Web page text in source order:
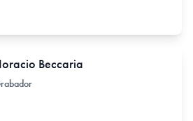
Beccaria